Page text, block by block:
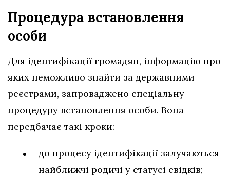
Процедура встановлення
особи
Для ідентифікації громадян, інформацію про
яких неможливо знайти за державними
реєстрами, запроваджено спеціальну
процедуру встановлення особи. Вона
передбачає такі кроки:
до процесу ідентифікації залучаються
найближчі родичі у статусі свідків;